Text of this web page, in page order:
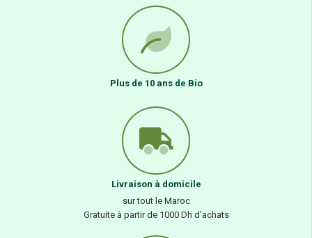
Plus de 10 ans de Bio
Livraison à domicile
sur tout le Maroc
Gratuite à partir de 1000 Dh d’achats